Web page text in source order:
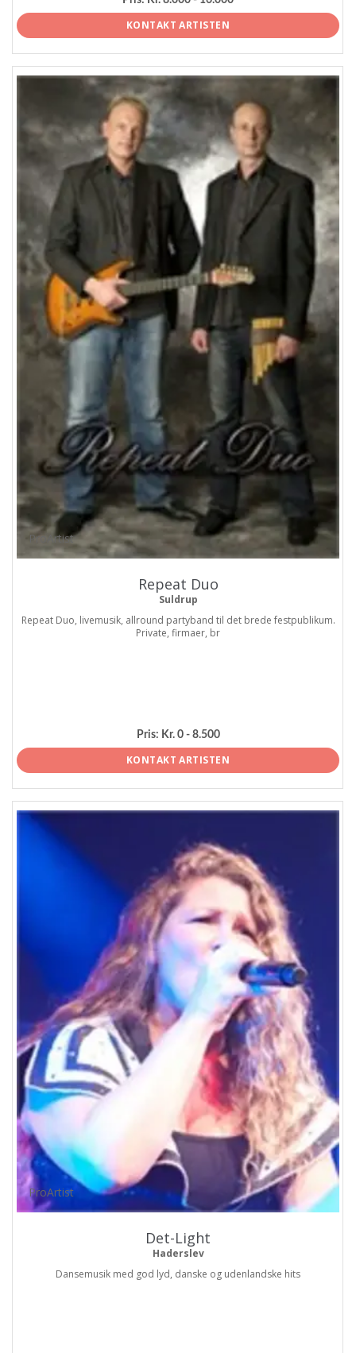
KONTAKT ARTISTEN
ProArtist
Repeat Duo
Suldrup
Repeat Duo, livemusik, allround partyband til det brede festpublikum.
Private, firmaer, br
Pris: Kr. 0 - 8.500
KONTAKT ARTISTEN
ProArtist
Det-Light
Haderslev
Dansemusik med god lyd, danske og udenlandske hits